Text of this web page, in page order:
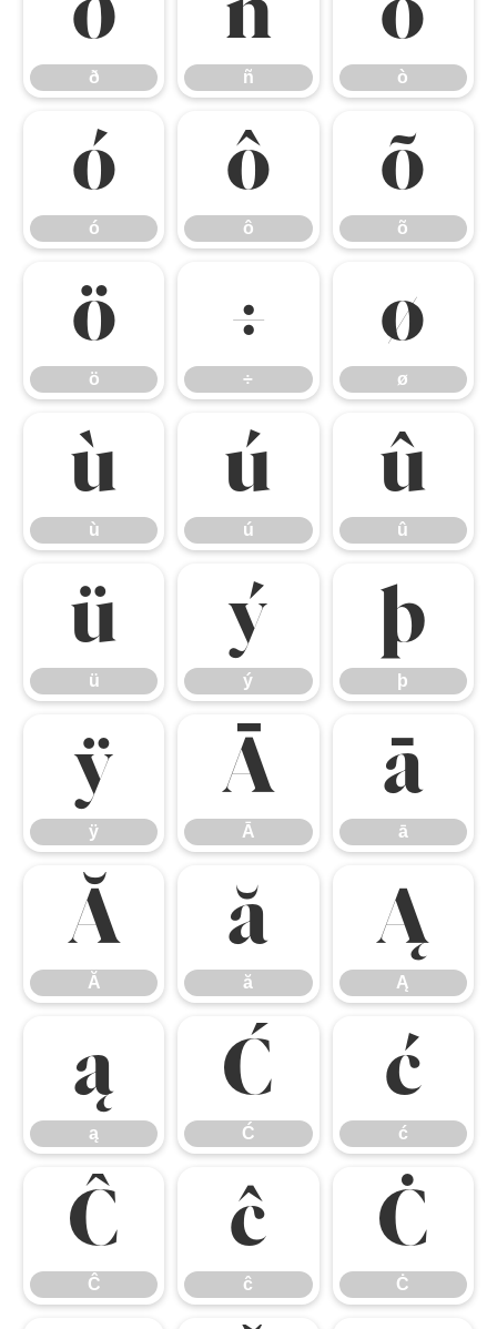
ð
ð
ñ
ñ
ò
ò
ó
ó
ô
ô
õ
õ
ö
ö
÷
÷
ø
ø
ù
ù
ú
ú
û
û
ü
ü
ý
ý
þ
þ
ÿ
ÿ
Ā
Ā
ā
ā
Ă
Ă
ă
ă
Ą
Ą
ą
ą
Ć
Ć
ć
ć
Ĉ
Ĉ
ĉ
ĉ
Ċ
Ċ